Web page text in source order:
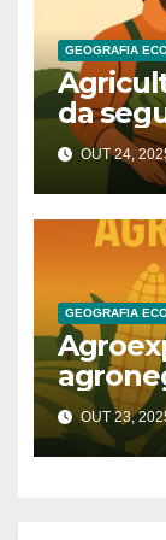
GEOGRAFIA
da
OUT 24,
GEOGRAFIA
e na
OUT 23,